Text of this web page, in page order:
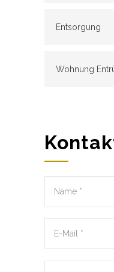
Entsorgung
Wohnung